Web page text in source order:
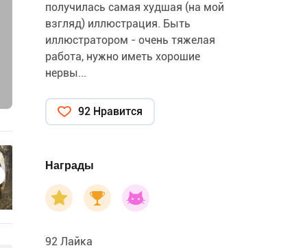
получилась самая худшая (на мой
взгляд) иллюстрация. Быть
иллюстратором - очень тяжелая
работа, нужно иметь хорошие
нервы...
92 Нравится
Награды
92 Лайка